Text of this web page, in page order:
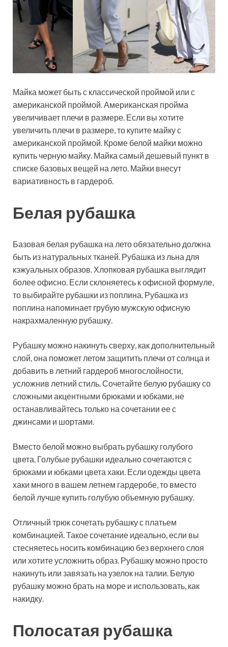
Майка может быть с классической проймой или с
американской проймой. Американская пройма
увеличивает плечи в размере. Если вы хотите
увеличить плечи в размере, то купите майку с
американской проймой. Кроме белой майки можно
купить черную майку. Майка самый дешевый пункт в
списке базовых вещей на лето. Майки внесут
вариативность в гардероб.
Белая рубашка
Базовая белая рубашка на лето обязательно должна
быть из натуральных тканей. Рубашка из льна для
кэжуальных образов. Хлопковая рубашка выглядит
более офисно. Если склоняетесь к офисной формуле,
то выбирайте рубашки из поплина. Рубашка из
поплина напоминает грубую мужскую офисную
накрахмаленную рубашку.
Рубашку можно накинуть сверху, как дополнительный
слой, она поможет летом защитить плечи от солнца и
добавить в летний гардероб многослойности,
усложнив летний стиль. Сочетайте белую рубашку со
сложными акцентными брюками и юбками, не
останавливайтесь только на сочетании ее с
джинсами и шортами.
Вместо белой можно выбрать рубашку голубого
цвета. Голубые рубашки идеально сочетаются с
брюками и юбками цвета хаки. Если одежды цвета
хаки много в вашем летнем гардеробе, то вместо
белой лучше купить голубую объемную рубашку.
Отличный трюк сочетать рубашку с платьем
комбинацией. Такое сочетание идеально, если вы
стесняетесь носить комбинацию без верхнего слоя
или хотите усложнить образ. Рубашку можно просто
накинуть или завязать на узелок на талии. Белую
рубашку можно брать на море и использовать, как
накидку.
Полосатая рубашка